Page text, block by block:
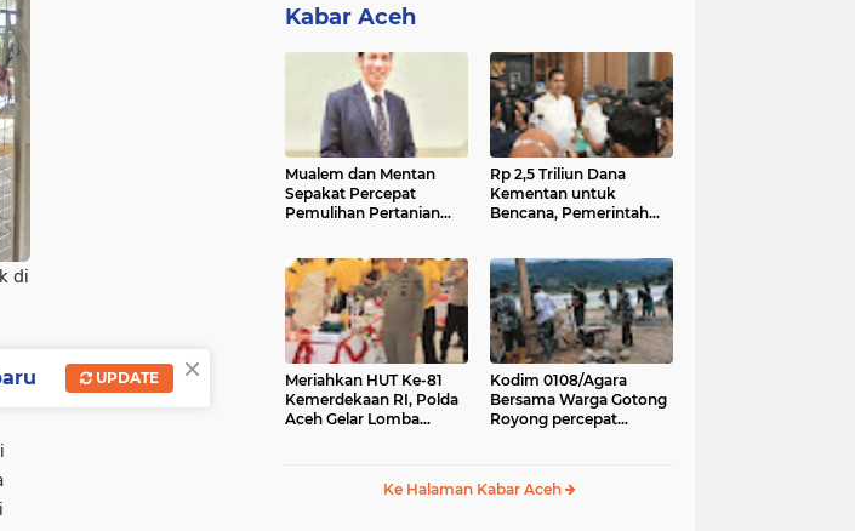
di
Kabar Aceh
Mualem dan Mentan
Sepakat Percepat
Pemulihan Pertanian
Rp 2,5 Triliun Dana
Kementan untuk
Bencana, Pemerintah
Meriahkan HUT Ke-81
Kemerdekaan RI, Polda
Aceh Gelar Lomba
Kodim 0108/Agara
Bersama Warga Gotong
Royong percepat
Tenggara
Ke Halaman Kabar Aceh
×
UPDATE